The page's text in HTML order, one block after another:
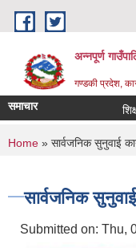
Skip to main content
अन्नपूर्ण
गण्डकी प्रदेश,
समाचार
You are
Home » सार्वजनिक सुनुवाई
सार्वजनिक
Submitted on: Thu,